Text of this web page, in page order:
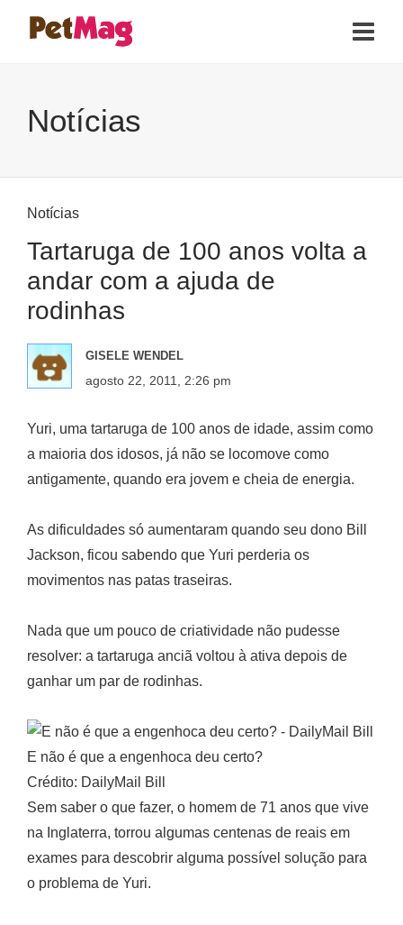
Notícias
Notícias
Tartaruga de 100 anos volta a
andar com a ajuda de
rodinhas
GISELE WENDEL
agosto 22, 2011, 2:26 pm
Yuri, uma tartaruga de 100 anos de idade, assim como
a maioria dos idosos, já não se locomove como
antigamente, quando era jovem e cheia de energia.
As dificuldades só aumentaram quando seu dono Bill
Jackson, ficou sabendo que Yuri perderia os
movimentos nas patas traseiras.
Nada que um pouco de criatividade não pudesse
resolver: a tartaruga anciã voltou à ativa depois de
ganhar um par de rodinhas.
E não é que a engenhoca deu certo?
Crédito: DailyMail Bill
Sem saber o que fazer, o homem de 71 anos que vive
na Inglaterra, torrou algumas centenas de reais em
exames para descobrir alguma possível solução para
o problema de Yuri.